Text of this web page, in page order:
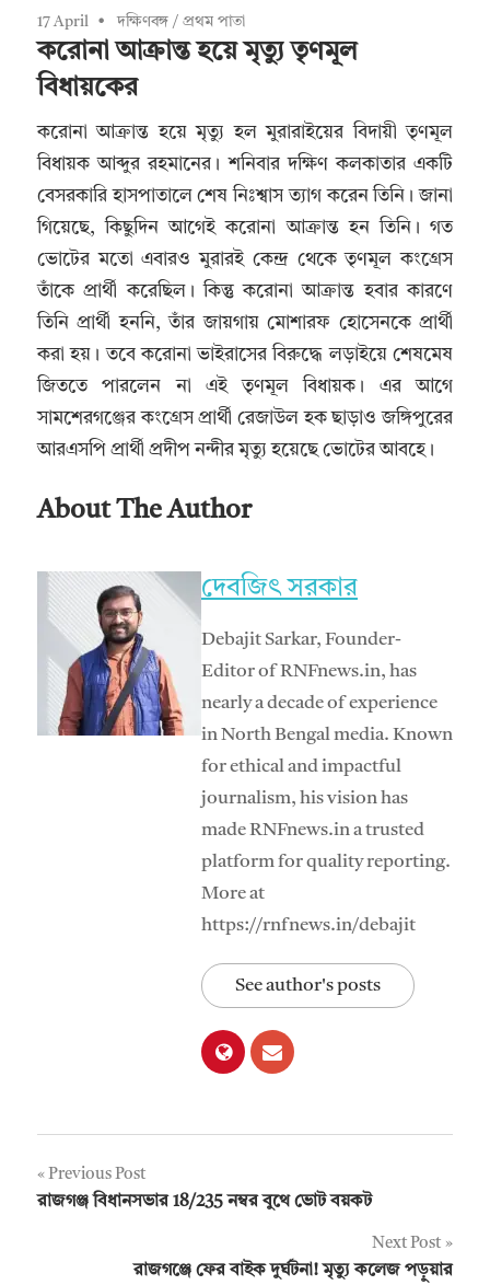
17 April দক্ষিণবঙ্গ / প্রথম পাতা
করোনা আক্রান্ত হয়ে মৃত্যু তৃণমূল
বিধায়কের
করোনা আক্রান্ত হয়ে মৃত্যু হল মুরারাইয়ের বিদায়ী তৃণমূল
বিধায়ক আব্দুর রহমানের। শনিবার দক্ষিণ কলকাতার একটি
বেসরকারি হাসপাতালে শেষ নিঃশ্বাস ত্যাগ করেন তিনি। জানা
গিয়েছে, কিছুদিন আগেই করোনা আক্রান্ত হন তিনি। গত
ভোটের মতো এবারও মুরারই কেন্দ্র থেকে তৃণমূল কংগ্রেস
তাঁকে প্রার্থী করেছিল। কিন্তু করোনা আক্রান্ত হবার কারণে
তিনি প্রার্থী হননি, তাঁর জায়গায় মোশারফ হোসেনকে প্রার্থী
করা হয়। তবে করোনা ভাইরাসের বিরুদ্ধে লড়াইয়ে শেষমেষ
জিততে পারলেন না এই তৃণমূল বিধায়ক। এর আগে
সামশেরগঞ্জের কংগ্রেস প্রার্থী রেজাউল হক ছাড়াও জঙ্গিপুরের
আরএসপি প্রার্থী প্রদীপ নন্দীর মৃত্যু হয়েছে ভোটের আবহে।
About The Author
দেবজিৎ সরকার
Debajit Sarkar, Founder-
Editor of RNFnews.in, has
nearly a decade of experience
in North Bengal media. Known
for ethical and impactful
journalism, his vision has
made RNFnews.in a trusted
platform for quality reporting.
More at
https://rnfnews.in/debajit
See author's posts
Post
Previous Post
রাজগঞ্জ বিধানসভার 18/235 নম্বর বুথে ভোট বয়কট
Next Post
রাজগঞ্জে ফের বাইক দুর্ঘটনা! মৃত্যু কলেজ পড়ুয়ার